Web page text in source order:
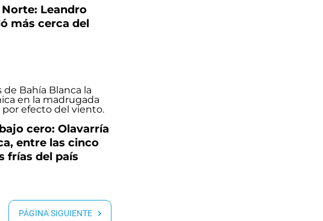
Leandro
más cerca del
cero: Olavarría
entre las cinco
frías del país
PÁGINA SIGUIENTE